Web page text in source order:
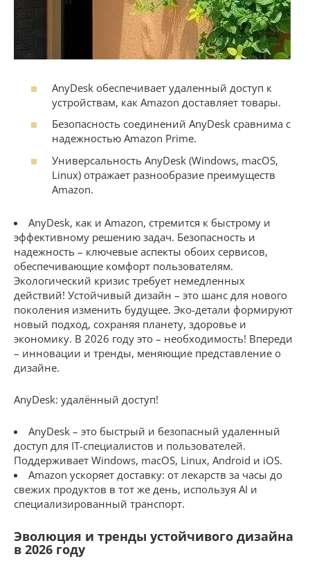
AnyDesk обеспечивает удаленный доступ к
устройствам, как Amazon доставляет товары.
Безопасность соединений AnyDesk сравнима с
надежностью Amazon Prime.
Универсальность AnyDesk (Windows, macOS,
Linux) отражает разнообразие преимуществ
Amazon.
AnyDesk, как и Amazon, стремится к быстрому и
эффективному решению задач. Безопасность и
надежность – ключевые аспекты обоих сервисов,
обеспечивающие комфорт пользователям.
Экологический кризис требует немедленных
действий! Устойчивый дизайн – это шанс для нового
поколения изменить будущее. Эко-детали формируют
новый подход, сохраняя планету, здоровье и
экономику. В 2026 году это – необходимость! Впереди
– инновации и тренды, меняющие представление о
дизайне.
AnyDesk: удалённый доступ!
AnyDesk – это быстрый и безопасный удаленный
доступ для IT-специалистов и пользователей.
Поддерживает Windows, macOS, Linux, Android и iOS.
Amazon ускоряет доставку: от лекарств за часы до
свежих продуктов в тот же день, используя AI и
специализированный транспорт.
Эволюция и тренды устойчивого дизайна
в 2026 году